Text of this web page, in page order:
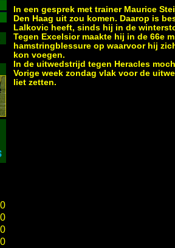
0
0
0
0
In een gesprek met trainer Maurice
Den Haag uit zou komen. Daarop is
Lalkovic heeft, sinds hij in de
Tegen Excelsior maakte hij in de 66e
hamstringblessure op waarvoor hij
kon voegen.
In de uitwedstrijd tegen Heracles
Vorige week zondag vlak voor de
liet zetten.